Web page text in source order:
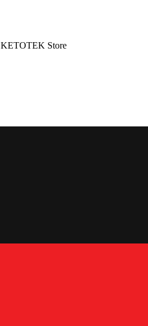
KETOTEK Store